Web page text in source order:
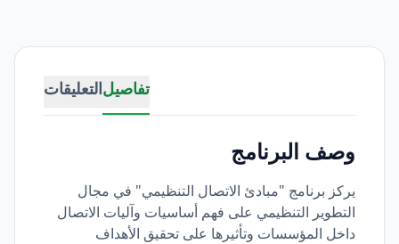
تفاصيلالتعليقات
وصف البرنامج
يركز برنامج "مبادئ الاتصال التنظيمي" في مجال
التطوير التنظيمي على فهم أساسيات وآليات الاتصال
داخل المؤسسات وتأثيرها على تحقيق الأهداف